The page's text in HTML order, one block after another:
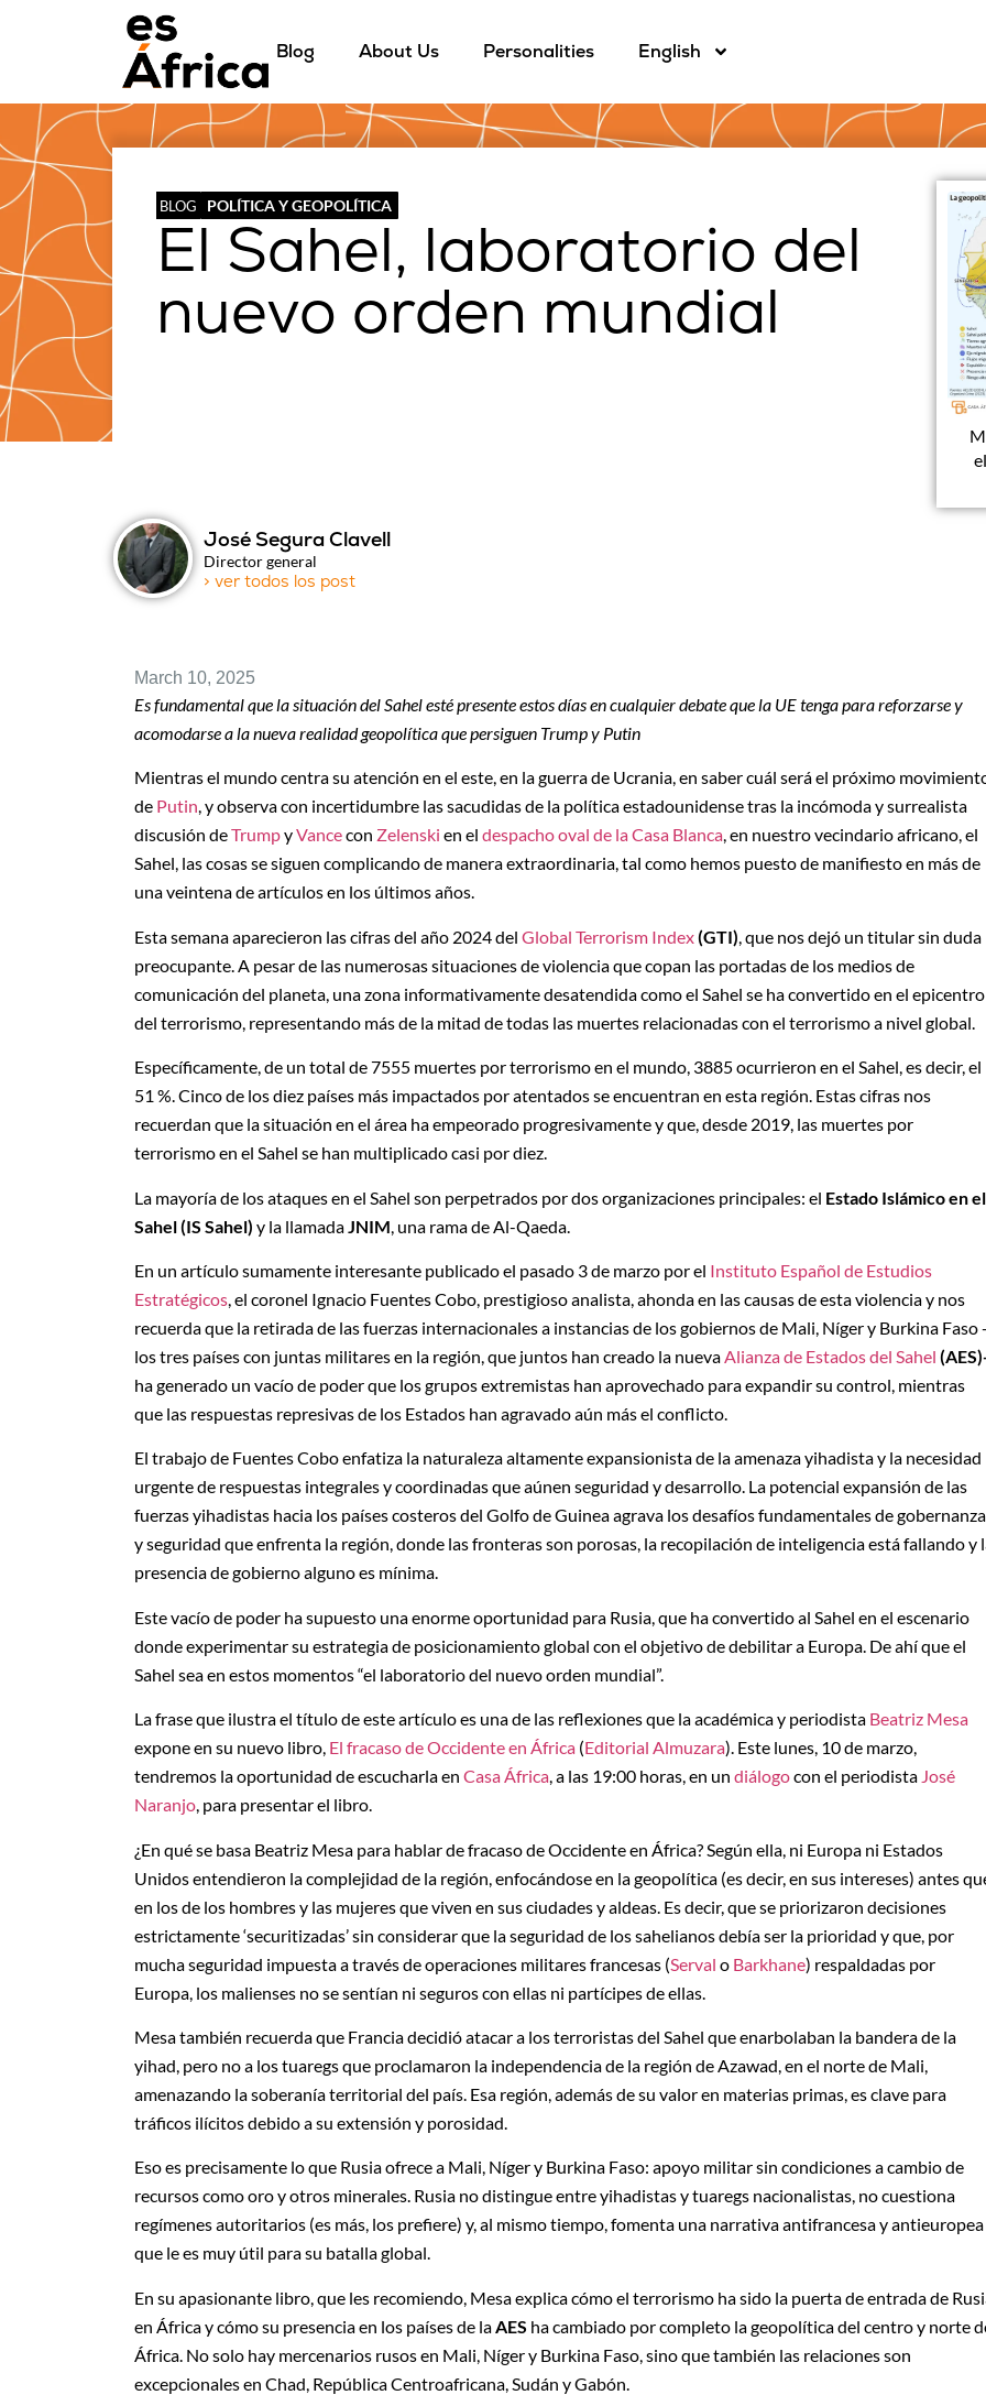
Blog About Us Personalities English
BLOG POLÍTICA Y GEOPOLÍTICA
El Sahel, laboratorio del
nuevo orden mundial
José Segura Clavell
Director general
> ver todos los post
March 10, 2025
Es fundamental que la situación del Sahel esté presente estos días en cualquier debate que la UE tenga para reforzarse y
acomodarse a la nueva realidad geopolítica que persiguen Trump y Putin
Mientras el mundo centra su atención en el este, en la guerra de Ucrania, en saber cuál será el próximo
de Putin, y observa con incertidumbre las sacudidas de la política estadounidense tras la incómoda y surrealista
discusión deTrumpyVancecon Zelenski en el despacho oval de la Casa Blanca, en nuestro vecindario africano, el
Sahel, las cosas se siguen complicando de manera extraordinaria, tal como hemos puesto de manifiesto en más de
una veintena de artículos en los últimos años.
Esta semana aparecieron las cifras del año 2024 del Global Terrorism Index(GTI), que nos dejó un titular sin duda
preocupante. A pesar de las numerosas situaciones de violencia que copan las portadas de los medios de
comunicación del planeta, una zona informativamente desatendida como el Sahel se ha convertido en el epicentro
del terrorismo, representando más de la mitad de todas las muertes relacionadas con el terrorismo a nivel global.
Específicamente, de un total de 7555 muertes por terrorismo en el mundo, 3885 ocurrieron en el Sahel, es decir, el
51 %. Cinco de los diez países más impactados por atentados se encuentran en esta región. Estas cifras nos
recuerdan que la situación en el área ha empeorado progresivamente y que, desde 2019, las muertes por
terrorismo en el Sahel se han multiplicado casi por diez.
La mayoría de los ataques en el Sahel son perpetrados por dos organizaciones principales: el Estado Islámico en el
Sahel (IS Sahel) y la llamada JNIM , una rama de Al-Qaeda.
En un artículo sumamente interesante publicado el pasado 3 de marzo por el Instituto Español de Estudios
Estratégicos, el coronel Ignacio Fuentes Cobo, prestigioso analista, ahonda en las causas de esta violencia y nos
recuerda que la retirada de las fuerzas internacionales a instancias de los gobiernos de Mali, Níger y Burkina Faso
los tres países con juntas militares en la región, que juntos han creado la nuevaAlianza de Estados del Sahel
ha generado un vacío de poder que los grupos extremistas han aprovechado para expandir su control, mientras
que las respuestas represivas de los Estados han agravado aún más el conflicto.
El trabajo de Fuentes Cobo enfatiza la naturaleza altamente expansionista de la amenaza yihadista y la necesidad
urgente de respuestas integrales y coordinadas que aúnen seguridad y desarrollo. La potencial expansión de las
fuerzas yihadistas hacia los países costeros del Golfo de Guinea agrava los desafíos fundamentales de gobernanza
y seguridad que enfrenta la región, donde las fronteras son porosas, la recopilación de inteligencia está fallando y
presencia de gobierno alguno es mínima.
Este vacío de poder ha supuesto una enorme oportunidad para Rusia, que ha convertido al Sahel en el escenario
donde experimentar su estrategia de posicionamiento global con el objetivo de debilitar a Europa. De ahí que el
Sahel sea en estos momentos “el laboratorio del nuevo orden mundial”.
La frase que ilustra el título de este artículo es una de las reflexiones que la académica y periodista Beatriz Mesa
expone en su nuevo libro, El fracaso de Occidente en África (Editorial Almuzara). Este lunes, 10 de marzo,
tendremos la oportunidad de escucharla en Casa África, a las 19:00 horas, en un diálogocon el periodista José
Naranjo, para presentar el libro.
¿En qué se basa Beatriz Mesa para hablar de fracaso de Occidente en África? Según ella, ni Europa ni Estados
Unidos entendieron la complejidad de la región, enfocándose en la geopolítica (es decir, en sus intereses) antes
en los de los hombres y las mujeres que viven en sus ciudades y aldeas. Es decir, que se priorizaron decisiones
estrictamente ‘securitizadas’ sin considerar que la seguridad de los sahelianos debía ser la prioridad y que, por
mucha seguridad impuesta a través de operaciones militares francesas (Serval o Barkhane) respaldadas por
Europa, los malienses no se sentían ni seguros con ellas ni partícipes de ellas.
Mesa también recuerda que Francia decidió atacar a los terroristas del Sahel que enarbolaban la bandera de la
yihad, pero no a los tuaregs que proclamaron la independencia de la región de Azawad, en el norte de Mali,
amenazando la soberanía territorial del país. Esa región, además de su valor en materias primas, es clave para
tráficos ilícitos debido a su extensión y porosidad.
Eso es precisamente lo que Rusia ofrece a Mali, Níger y Burkina Faso: apoyo militar sin condiciones a cambio de
recursos como oro y otros minerales. Rusia no distingue entre yihadistas y tuaregs nacionalistas, no cuestiona
regímenes autoritarios (es más, los prefiere) y, al mismo tiempo, fomenta una narrativa antifrancesa y antieuropea
que le es muy útil para su batalla global.
En su apasionante libro, que les recomiendo, Mesa explica cómo el terrorismo ha sido la puerta de entrada de
en África y cómo su presencia en los países de la AES ha cambiado por completo la geopolítica del centro y norte
África. No solo hay mercenarios rusos en Mali, Níger y Burkina Faso, sino que también las relaciones son
excepcionales en Chad, República Centroafricana, Sudán y Gabón.